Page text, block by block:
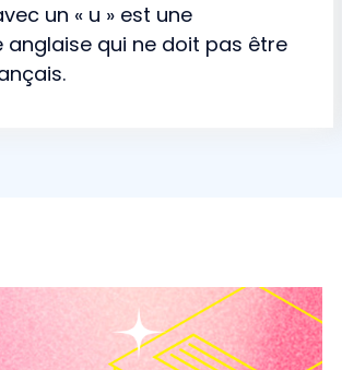
un « u » est une
qui ne doit pas être